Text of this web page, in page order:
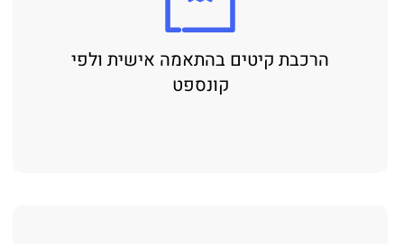
קיטים בהתאמה אישית ולפי